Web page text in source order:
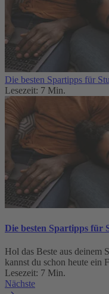
Die besten Spartipps für
Lesezeit: 7 Min.
Die besten Spartipps für
Hol das Beste aus deinem
kannst du schon heute ein
Lesezeit: 7 Min.
Nächste